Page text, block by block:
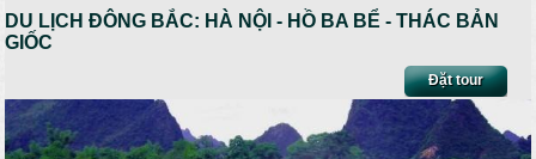
DU LỊCH ĐÔNG BẮC: HÀ NỘI - HỒ BA BỂ - THÁC BẢN
GIỐC
Đặt tour